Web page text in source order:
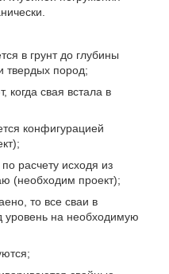
в грунт до глубины
твердых пород;
когда свая встала в
конфигурацией
расчету исходя из
(необходим проект);
то все сваи в
уровень на необходимую